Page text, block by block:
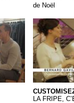
de Noël
14-
LA FRIPE,